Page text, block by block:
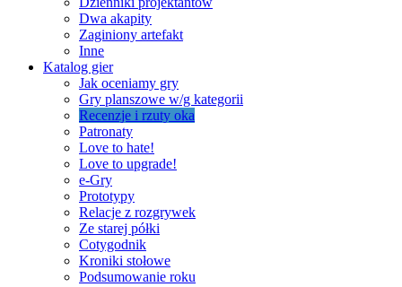
Dwa akapity
Zaginiony artefakt
Inne
Katalog gier
Jak oceniamy gry
Gry planszowe w/g kategorii
Recenzje i rzuty oka
Patronaty
Love to hate!
Love to upgrade!
e-Gry
Prototypy
Relacje z rozgrywek
Ze starej półki
Cotygodnik
Kroniki stołowe
Podsumowanie roku